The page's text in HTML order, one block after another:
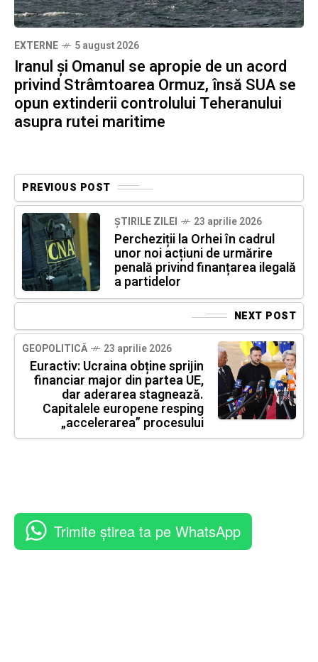
EXTERNE 5 august 2026
Iranul și Omanul se apropie de un acord
privind Strâmtoarea Ormuz, însă SUA se
opun extinderii controlului Teheranului
asupra rutei maritime
PREVIOUS POST
ȘTIRILE ZILEI 23 aprilie 2026
Percheziții la Orhei în cadrul
unor noi acțiuni de urmărire
penală privind finanțarea ilegală
a partidelor
NEXT POST
GEOPOLITICĂ 23 aprilie 2026
Euractiv: Ucraina obține sprijin
financiar major din partea UE,
dar aderarea stagnează.
Capitalele europene resping
„accelerarea” procesului
Trimite știrea ta pe WhatsApp